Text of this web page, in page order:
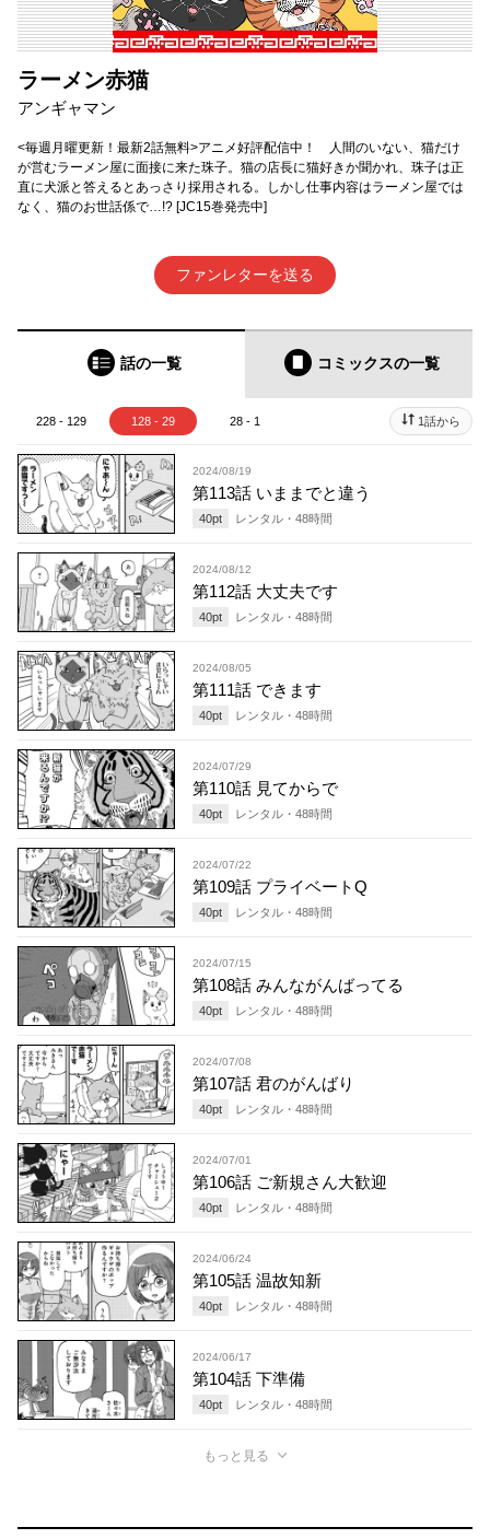
ラーメン赤猫
アンギャマン
<毎週月曜更新！最新2話無料>アニメ好評配信中！ 人間のいない、猫だけ
が営むラーメン屋に面接に来た珠子。猫の店長に猫好きか聞かれ、珠子は正
直に犬派と答えるとあっさり採用される。しかし仕事内容はラーメン屋では
なく、猫のお世話係で…!? [JC15巻発売中]
ファンレターを送る
話の一覧 コミックスの一覧
228 - 129 128 - 29 28 - 1 1話から
2024/08/19
第113話 いままでと違う
40pt レンタル・ 48時間
2024/08/12
第112話 大丈夫です
40pt レンタル・ 48時間
2024/08/05
第111話 できます
40pt レンタル・ 48時間
2024/07/29
第110話 見てからで
40pt レンタル・ 48時間
2024/07/22
第109話 プライベートQ
40pt レンタル・ 48時間
2024/07/15
第108話 みんながんばってる
40pt レンタル・ 48時間
2024/07/08
第107話 君のがんばり
40pt レンタル・ 48時間
2024/07/01
第106話 ご新規さん大歓迎
40pt レンタル・ 48時間
2024/06/24
第105話 温故知新
40pt レンタル・ 48時間
2024/06/17
第104話 下準備
40pt レンタル・ 48時間
もっと見る